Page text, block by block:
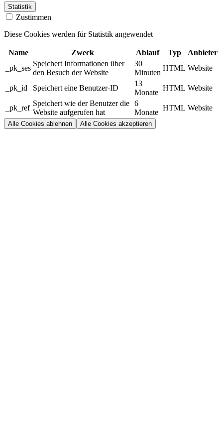
Statistik
Zustimmen
Diese Cookies werden für Statistik angewendet
Name Zweck Ablauf Typ
Anbieter
_pk_ses
Speichert Informationen über
den Besuch der Website
30
Minuten
HTML Website
_pk_id Speichert eine Benutzer-ID
13
Monate
HTML Website
_pk_ref
Speichert wie der Benutzer die
Website aufgerufen hat
6
Monate
HTML Website
Alle Cookies ablehnen Alle Cookies akzeptieren